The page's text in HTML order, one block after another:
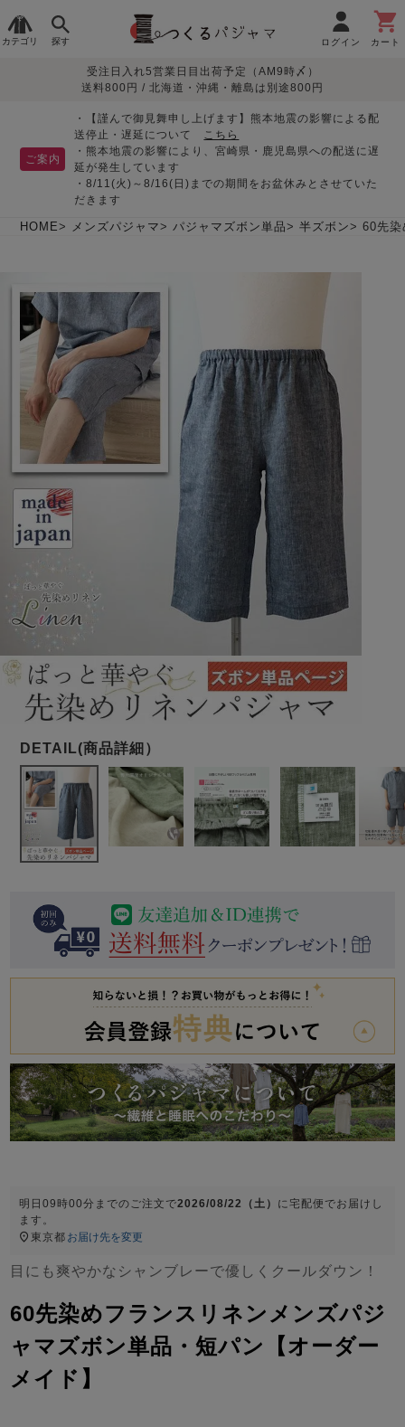
カテゴリ 探す ログイン カート
レディースパジャマ
春 夏 秋
メンズパジャマ
春 夏 秋
ガールズパジャマ
春 夏 冬
売れ筋ランキング
- Item Ranking -
生地で
さがす
オーガニック素材 ガーゼ サテン織り
サッカー/ちぢみ 楊
柳
ニット/ストレッチ 起毛/フランネル
柄物
売れ筋ランキング
すべての生地一覧はこちら
目的別で
さがす
敏感肌用
パジャマ
入院・介護
胸が目立たない
マタニティ
パジャマ
体型別におすすめパジ
ャマ
年齢別におすすめパジ
ャマ
インナーウェア カタログギフト
売れ筋ランキング
- Item Ranking -
- New Arrival -
目的別でさがす一覧はこちら
デザインで
さがす
パジャマ
前開き
作務衣 胸がすけない
ーブ
上着単品
すべてのメン
ズ
パジャマ
長袖 半袖 七分袖
前開き かぶり スリーパー
作務衣
ーブ
上着単品
ズボン単品
すべてのキッ
パジャマ
き
り
夏パジャマ特集 つくるパジャマとは
お支払い・送料・配送
について
返品・交換について
会社概要 お買い物ガイド
SDGsの取り組み
受注日入れ5営業日目出荷予定（AM9時〆）
送料800円 / 北海道・沖縄・離島は別途800円
ご案内
・【謹んで御見舞申し上げます】熊本地震の影響による配
送停止・遅延について こちら
・熊本地震の影響により、宮崎県・鹿児島県への配送に遅
延が発生しています
・8/11(火)～8/16(日)までの期間をお盆休みとさせていた
だきます
HOME メンズパジャマ パジャマズボン単品 半ズボン 60先
明日09時00分 までのご注文で2026/08/22（土） に宅配便 でお届けし
ます。
東京都 お届け先を変更
目にも爽やかなシャンブレーで優しくクールダウン！
60先染めフランスリネンメンズパジ
ャマズボン単品・短パン【オーダー
メイド】